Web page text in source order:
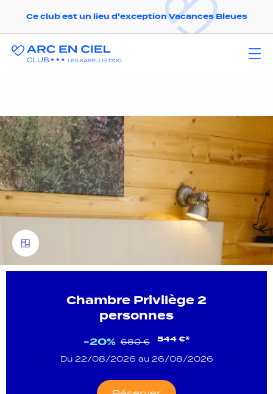
Ce club est un lieu d'exception Vacances Bleues
Chambre Privilège 2
personnes
-20% 680 € 544 €*
Du 22/08/2026 au 26/08/2026